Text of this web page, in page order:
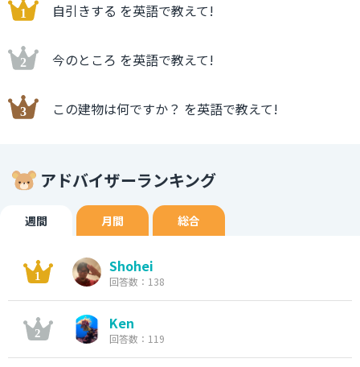
自引きする を英語で教えて!
今のところ を英語で教えて!
この建物は何ですか？ を英語で教えて!
アドバイザーランキング
週間 月間 総合
Shohei
回答数：138
Ken
回答数：119